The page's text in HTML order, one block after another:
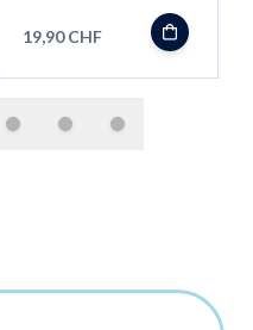
Shortfill
19,90 CHF